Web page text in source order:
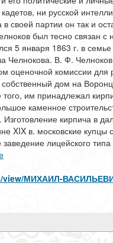
ни русской
своей партии он так и
был тесно связан
5 января 1863 г. в семье
Челнокова. В. Ф.
оценочной комиссии для
дом на
им принадлежал
каменное
Изготовление кирпича в
XIX в. московские купцы
лицейского типа
view/МИХАИЛ-